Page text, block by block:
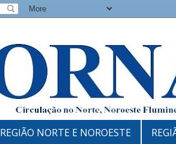
REGIÃO NORTE E NOROESTE